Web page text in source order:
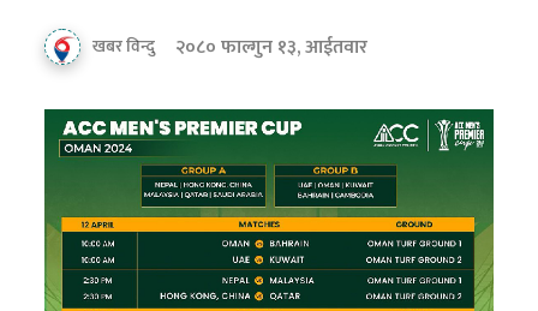
खबर विन्दु २०८० फाल्गुन १३, आईतवार